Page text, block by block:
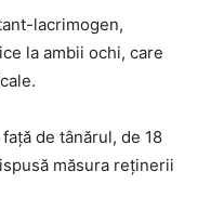
lacrimogen,
la ambii ochi, care
de tânărul, de 18
măsura reținerii